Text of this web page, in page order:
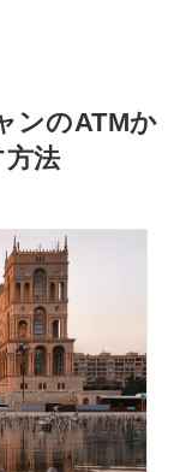
ンのATMか
法